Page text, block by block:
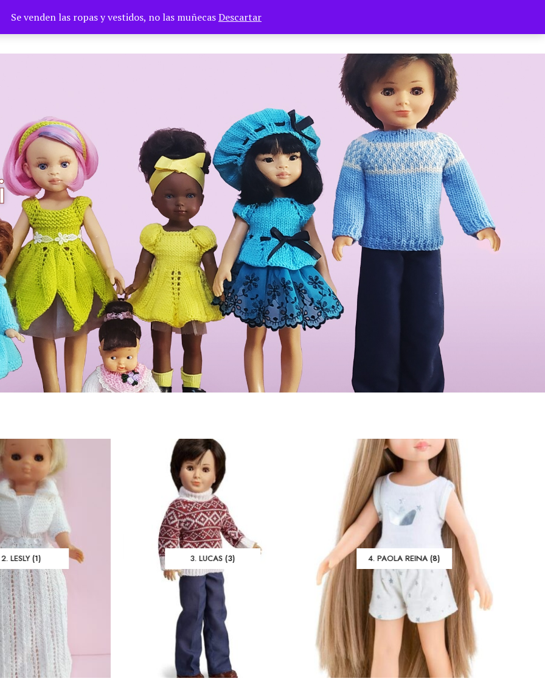
Se venden las ropas y vestidos, no las muñecasDescartar
2. LESLY(1) 3. LUCAS(3) 4. PAOLA REINA(8)